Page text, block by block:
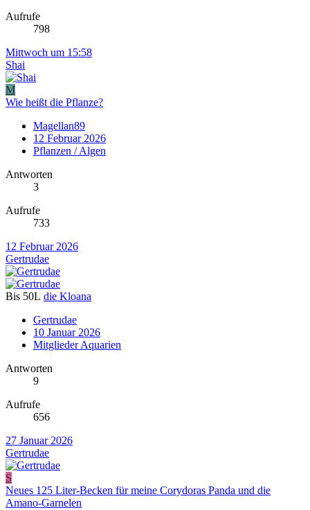
Aufrufe
798
Mittwoch um 15:58
Shai
M
Wie heißt die Pflanze?
Magellan89
12 Februar 2026
Pflanzen / Algen
Antworten
3
Aufrufe
733
12 Februar 2026
Gertrudae
Bis 50L die Kloana
Gertrudae
10 Januar 2026
Mitglieder Aquarien
Antworten
9
Aufrufe
656
27 Januar 2026
Gertrudae
S
Neues 125 Liter-Becken für meine Corydoras Panda und die
Amano-Garnelen